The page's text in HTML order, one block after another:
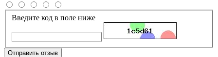
Введите код в поле ниже
Отправить отзыв